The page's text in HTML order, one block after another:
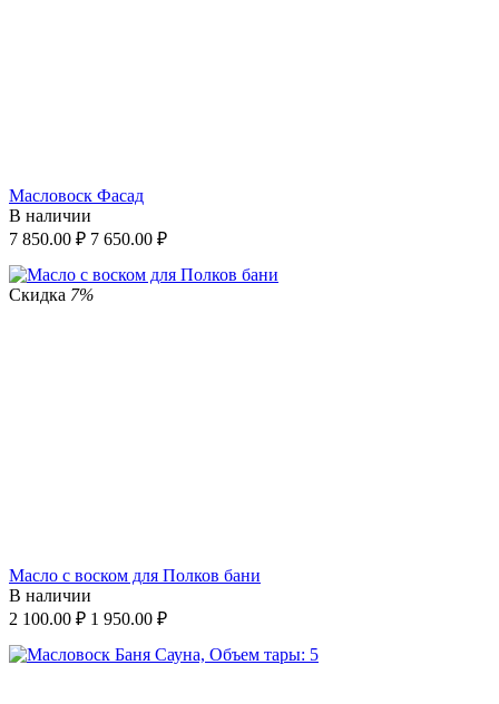
Масловоск Фасад
В наличии
7 850.00 ₽ 7 650.00 ₽
Скидка 7%
Масло с воском для Полков бани
В наличии
2 100.00 ₽ 1 950.00 ₽